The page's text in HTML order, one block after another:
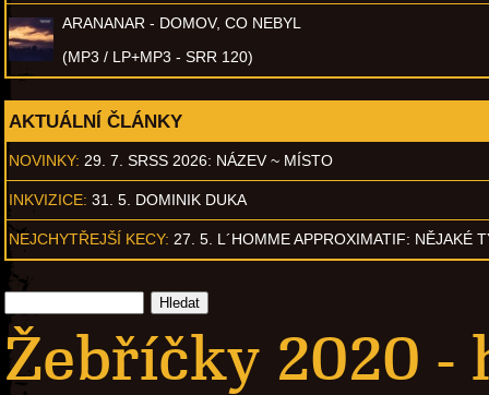
ARANANAR - DOMOV, CO NEBYL
(MP3 / LP+MP3 - SRR 120)
AKTUÁLNÍ ČLÁNKY
NOVINKY: 29. 7. SRSS 2026: NÁZEV ~ MÍSTO
INKVIZICE: 31. 5. DOMINIK DUKA
NEJCHYTŘEJŠÍ KECY: 27. 5. L´HOMME APPROXIMATIF: NĚJAKÉ
Žebříčky 2020 -